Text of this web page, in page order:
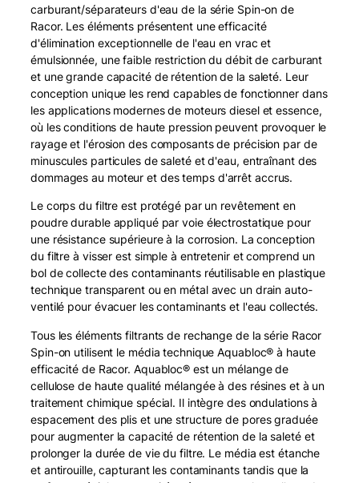
5
6
7
8
F
u
e
l
F
i
l
e
r
S
p
i
n
-
o
n
carburant/séparateurs d'eau de la série Spin-on de
Racor. Les éléments présentent une efficacité
d'élimination exceptionnelle de l'eau en vrac et
émulsionnée, une faible restriction du débit de carburant
et une grande capacité de rétention de la saleté. Leur
conception unique les rend capables de fonctionner dans
les applications modernes de moteurs diesel et essence,
où les conditions de haute pression peuvent provoquer le
rayage et l'érosion des composants de précision par de
minuscules particules de saleté et d'eau, entraînant des
dommages au moteur et des temps d'arrêt accrus.
Le corps du filtre est protégé par un revêtement en
poudre durable appliqué par voie électrostatique pour
une résistance supérieure à la corrosion. La conception
du filtre à visser est simple à entretenir et comprend un
bol de collecte des contaminants réutilisable en plastique
technique transparent ou en métal avec un drain auto-
ventilé pour évacuer les contaminants et l'eau collectés.
Tous les éléments filtrants de rechange de la série Racor
Spin-on utilisent le média technique Aquabloc® à haute
efficacité de Racor. Aquabloc® est un mélange de
cellulose de haute qualité mélangée à des résines et à un
traitement chimique spécial. Il intègre des ondulations à
espacement des plis et une structure de pores graduée
pour augmenter la capacité de rétention de la saleté et
prolonger la durée de vie du filtre. Le média est étanche
et antirouille, capturant les contaminants tandis que la